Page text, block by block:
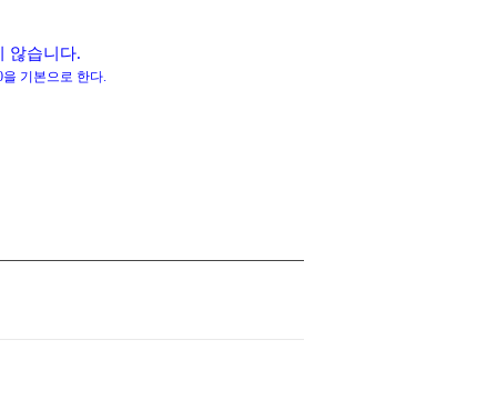
않습니다.
을 기본으로 한다.